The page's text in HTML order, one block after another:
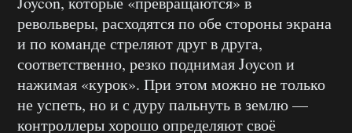
револьверы, расходятся по обе стороны экрана
и по команде стреляют друг в друга,
соответственно, резко поднимая Joycon и
нажимая «курок». При этом можно не только
не успеть, но и с дуру пальнуть в землю —
контроллеры хорошо определяют своё